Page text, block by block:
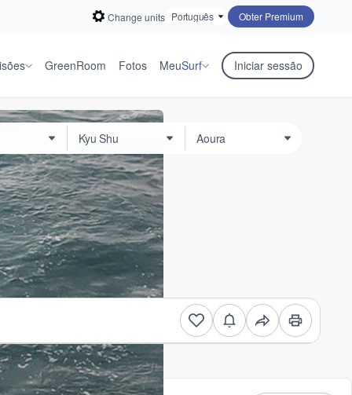
Change units Obter Premium
GreenRoom Fotos MeuSurf Iniciar sessão
anúncios